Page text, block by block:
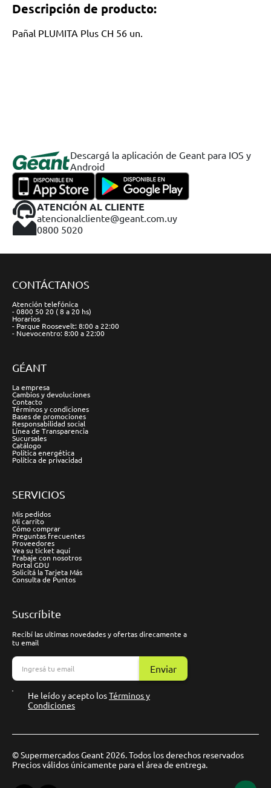
Descripción de producto:
Pañal PLUMITA Plus CH 56 un.
Descargá la aplicación de Geant para IOS y
Android
ATENCIÓN AL CLIENTE
atencionalcliente@geant.com.uy
0800 5020
CONTÁCTANOS
Atención telefónica
- 0800 50 20 ( 8 a 20 hs)
Horarios
- Parque Roosevelt: 8:00 a 22:00
- Nuevocentro: 8:00 a 22:00
GÉANT
La empresa
Cambios y devoluciones
Contacto
Términos y condiciones
Bases de promociones
Responsabilidad social
Línea de Transparencia
Sucursales
Catálogo
Política energética
Política de privacidad
SERVICIOS
Mis pedidos
Mi carrito
Cómo comprar
Preguntas frecuentes
Proveedores
Vea su ticket aquí
Trabaje con nosotros
Portal GDU
Solicitá la Tarjeta Más
Consulta de Puntos
Suscríbite
Recibí las ultimas novedades y ofertas direcamente a
tu email
Enviar
He leído y acepto losTérminos y
Condiciones
© Supermercados Geant 2026. Todos los derechos reservados
Precios válidos únicamente para el área de entrega.